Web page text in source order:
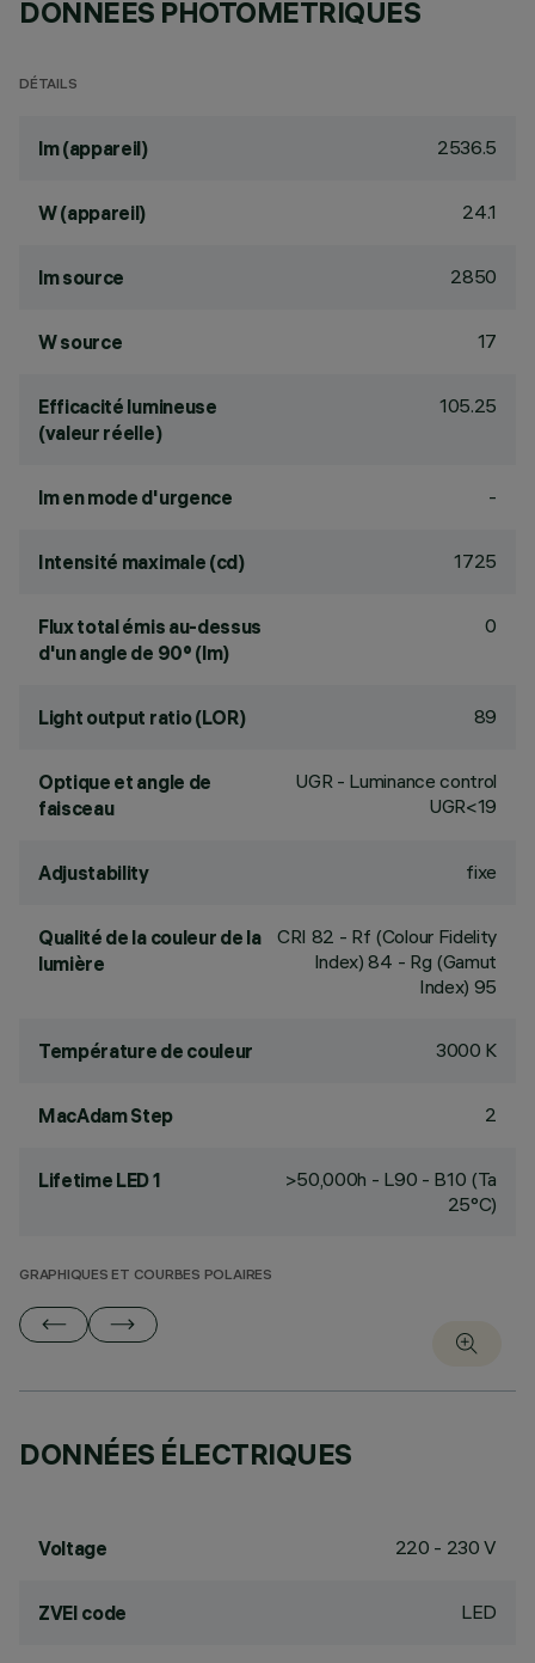
DONNÉES PHOTOMÉTRIQUES
DÉTAILS
lm (appareil) 2536.5
W (appareil) 24.1
lm source 2850
W source 17
Efficacité lumineuse
(valeur réelle)
105.25
lm en mode d'urgence -
Intensité maximale (cd) 1725
Flux total émis au-dessus
d'un angle de 90° (lm)
0
Light output ratio (LOR) 89
Optique et angle de
faisceau
UGR - Luminance control
UGR<19
Adjustability fixe
Qualité de la couleur de la
lumière
CRI 82 - Rf (Colour Fidelity
Index) 84 - Rg (Gamut
Index) 95
Température de couleur 3000 K
MacAdam Step 2
Lifetime LED 1
>50,000h - L90 - B10 (Ta
25°C)
GRAPHIQUES ET COURBES POLAIRES
DONNÉES ÉLECTRIQUES
Voltage 220 - 230 V
ZVEI code LED